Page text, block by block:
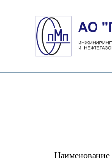
Наименование